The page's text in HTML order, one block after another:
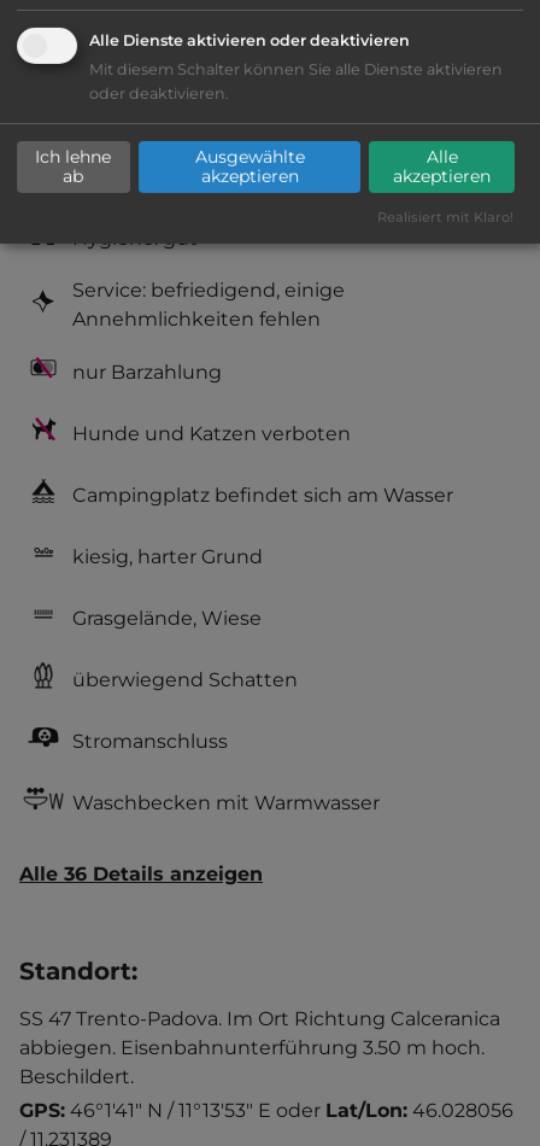
Lage: sehr schön
Platzeinrichtung: gut
Geräuschkulisse: erträgliche
Lärmbelästigung
Service: befriedigend, einige
Annehmlichkeiten fehlen
nur Barzahlung
Hunde und Katzen verboten
Campingplatz befindet sich am Wasser
kiesig, harter Grund
Grasgelände, Wiese
überwiegend Schatten
Stromanschluss
Waschbecken mit Warmwasser
Alle 36 Details anzeigen
Standort:
SS 47 Trento-Padova. Im Ort Richtung Calceranica
abbiegen. Eisenbahnunterführung 3.50 m hoch.
Beschildert.
GPS: 46°1'41" N / 11°13'53" E oder Lat/Lon: 46.028056
/ 11.231389
Alle Dienste aktivieren oder deaktivieren
Mit diesem Schalter können Sie alle Dienste aktivieren
oder deaktivieren.
Ich lehne
ab
Ausgewählte
akzeptieren
Alle
akzeptieren
Realisiert mit Klaro!